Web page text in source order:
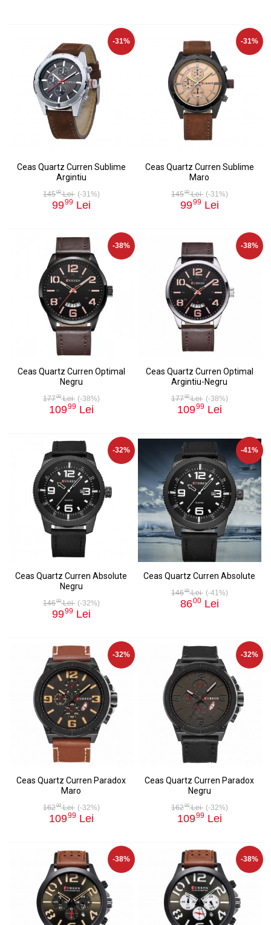
-31%
Ceas Quartz Curren Sublime
Argintiu
14500Lei (-31%)
9999 Lei
-31%
Ceas Quartz Curren Sublime
Maro
14500Lei (-31%)
9999 Lei
-38%
Ceas Quartz Curren Optimal
Negru
17700Lei (-38%)
10999 Lei
-38%
Ceas Quartz Curren Optimal
Argintiu-Negru
17700Lei (-38%)
10999 Lei
-32%
Ceas Quartz Curren Absolute
Negru
14600Lei (-32%)
9999 Lei
-41%
Ceas Quartz Curren Absolute
14600Lei (-41%)
8600 Lei
-32%
Ceas Quartz Curren Paradox
Maro
16200Lei (-32%)
10999 Lei
-32%
Ceas Quartz Curren Paradox
Negru
16200Lei (-32%)
10999 Lei
-38% -38%